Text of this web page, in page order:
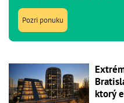
Pozri ponuku
ktorý